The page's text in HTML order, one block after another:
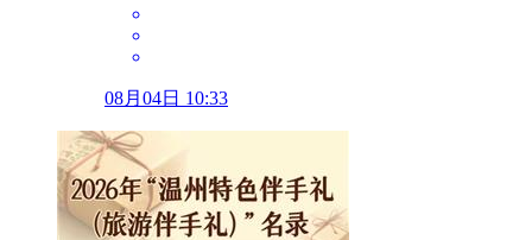
08月04日 10:33